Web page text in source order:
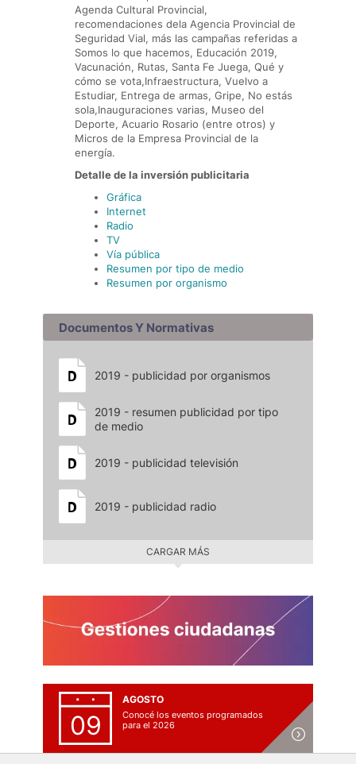
Agenda Cultural Provincial,
recomendaciones dela Agencia Provincial de
Seguridad Vial, más las campañas referidas a
Somos lo que hacemos, Educación 2019,
Vacunación, Rutas, Santa Fe Juega, Qué y
cómo se vota,Infraestructura, Vuelvo a
Estudiar, Entrega de armas, Gripe, No estás
sola,Inauguraciones varias, Museo del
Deporte, Acuario Rosario (entre otros) y
Micros de la Empresa Provincial de la
energía.
Detalle de la inversión publicitaria
Gráfica
Internet
Radio
TV
Vía pública
Resumen por tipo de medio
Resumen por organismo
Documentos Y Normativas
2019 - publicidad por organismos
2019 - resumen publicidad por tipo
de medio
2019 - publicidad televisión
2019 - publicidad radio
CARGAR MÁS
09
AGOSTO
Conocé los eventos programados
para el 2026